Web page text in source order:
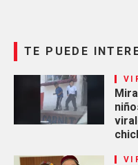
TE PUEDE